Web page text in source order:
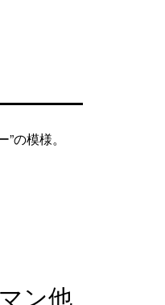
の模様。
ン他